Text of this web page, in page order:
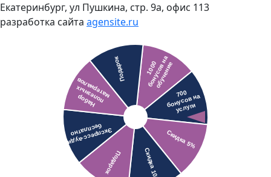
Екатеринбург, ул Пушкина, стр. 9а, офис 113
разработка сайта agensite.ru